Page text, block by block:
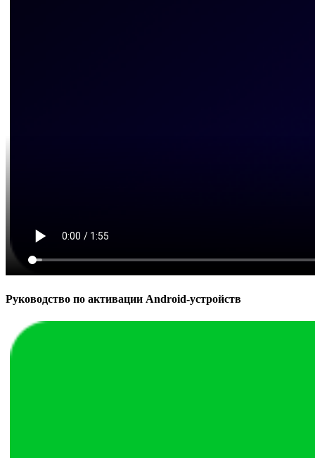
Руководство по активации Android-устройств